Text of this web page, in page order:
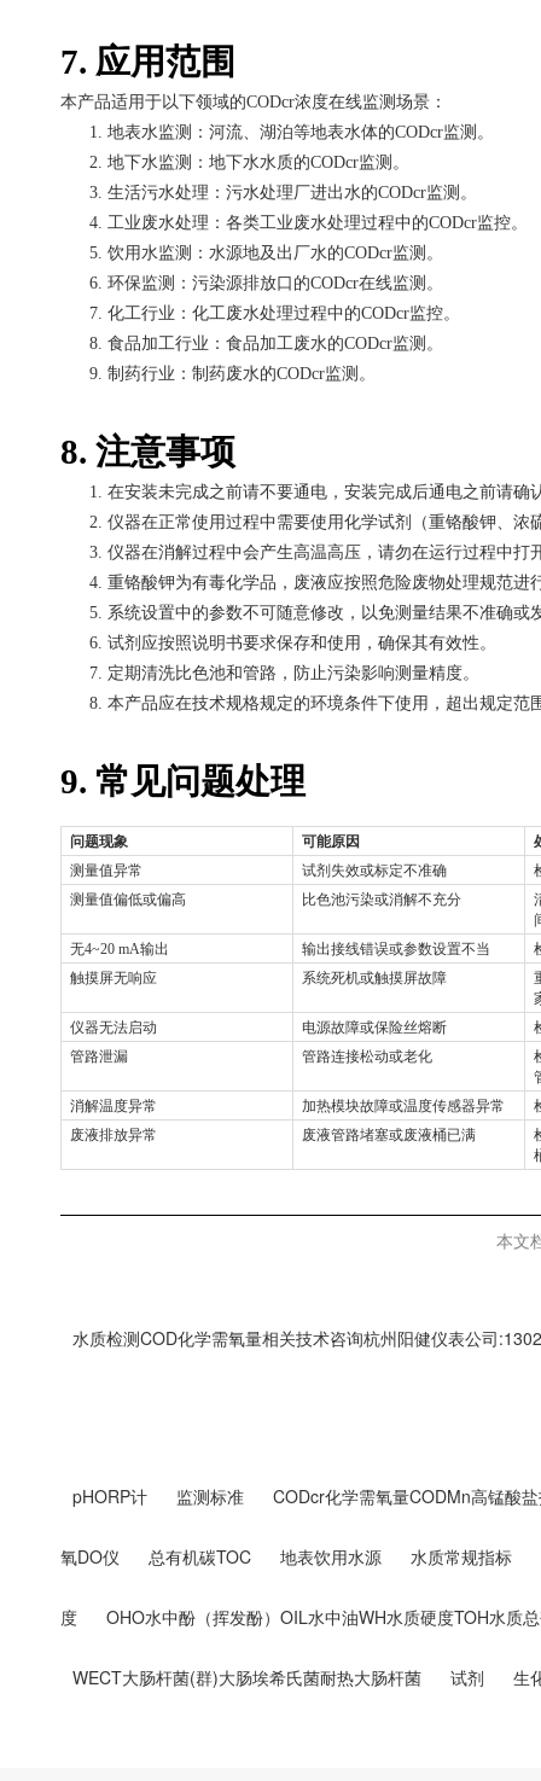
7. 应用范围
本产品适用于以下领域的CODcr浓度在线监测场景：
1. 地表水监测：河流、湖泊等地表水体的CODcr监测。
2. 地下水监测：地下水水质的CODcr监测。
3. 生活污水处理：污水处理厂进出水的CODcr监测。
4. 工业废水处理：各类工业废水处理过程中的CODcr监控。
5. 饮用水监测：水源地及出厂水的CODcr监测。
6. 环保监测：污染源排放口的CODcr在线监测。
7. 化工行业：化工废水处理过程中的CODcr监控。
8. 食品加工行业：食品加工废水的CODcr监测。
9. 制药行业：制药废水的CODcr监测。
8. 注意事项
1. 在安装未完成之前请不要通电，安装完成后通电之前请确
2. 仪器在正常使用过程中需要使用化学试剂（重铬酸钾、
3. 仪器在消解过程中会产生高温高压，请勿在运行过程中打
4. 重铬酸钾为有毒化学品，废液应按照危险废物处理规范进
5. 系统设置中的参数不可随意修改，以免测量结果不准确或
6. 试剂应按照说明书要求保存和使用，确保其有效性。
7. 定期清洗比色池和管路，防止污染影响测量精度。
8. 本产品应在技术规格规定的环境条件下使用，超出规定范
9. 常见问题处理
问题现象 可能原因
测量值异常
试剂失效或标定不准确
测量值偏低或偏高
比色池污染或消解不充分
无4~20 mA输出 输出接线错误或参数设置不当
触摸屏无响应
系统死机或触摸屏故障
仪器无法启动
电源故障或保险丝熔断
管路泄漏
管路连接松动或老化
消解温度异常
加热模块故障或温度传感器异常
废液排放异常
废液管路堵塞或废液桶已满
本文
水质检测COD化学需氧量相关技术咨询杭州阳健仪表公司
pHORP计 监测标准 CODcr化学需氧量CODMn高锰酸
氧DO仪 总有机碳TOC 地表饮用水源 水质常规指标
度 OHO水中酚（挥发酚）OIL水中油WH水质硬度TOH水质
WECT大肠杆菌(群)大肠埃希氏菌耐热大肠杆菌 试剂 生